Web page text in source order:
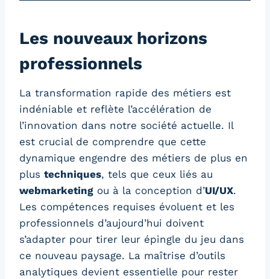
Les nouveaux horizons
professionnels
La transformation rapide des métiers est
indéniable et reflète l’accélération de
l’innovation dans notre société actuelle. Il
est crucial de comprendre que cette
dynamique engendre des métiers de plus en
plus techniques, tels que ceux liés au
webmarketing ou à la conception d’UI/UX.
Les compétences requises évoluent et les
professionnels d’aujourd’hui doivent
s’adapter pour tirer leur épingle du jeu dans
ce nouveau paysage. La maîtrise d’outils
analytiques devient essentielle pour rester